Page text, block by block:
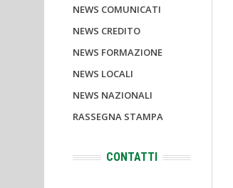
NEWS COMUNICATI
NEWS CREDITO
NEWS FORMAZIONE
NEWS LOCALI
NEWS NAZIONALI
RASSEGNA STAMPA
CONTATTI